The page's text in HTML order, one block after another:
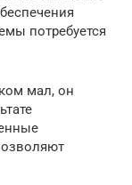
потребуется
мал, он